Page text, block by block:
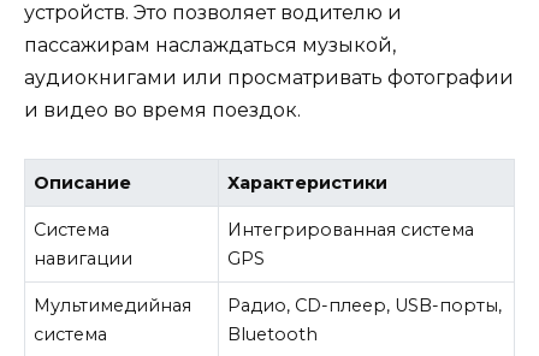
устройств. Это позволяет водителю и
пассажирам наслаждаться музыкой,
аудиокнигами или просматривать фотографии
и видео во время поездок.
Описание Характеристики
Система
навигации
Интегрированная система
GPS
Мультимедийная
система
Радио, CD-плеер, USB-порты,
Bluetooth